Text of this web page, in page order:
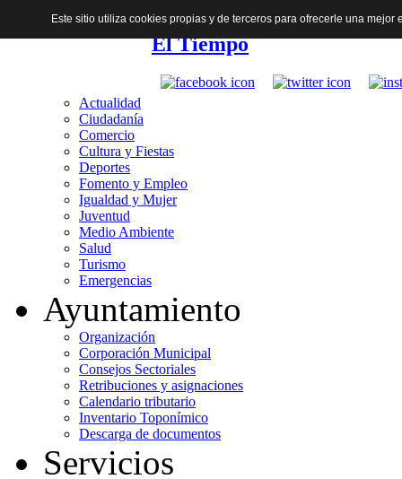
El Tiempo
Actualidad
Ciudadanía
Comercio
Cultura y Fiestas
Deportes
Fomento y Empleo
Igualdad y Mujer
Juventud
Medio Ambiente
Salud
Turismo
Emergencias
Ayuntamiento
Organización
Corporación Municipal
Consejos Sectoriales
Retribuciones y asignaciones
Calendario tributario
Inventario Toponímico
Descarga de documentos
Servicios
Este sitio utiliza cookies propias y de terceros para ofrecerle una